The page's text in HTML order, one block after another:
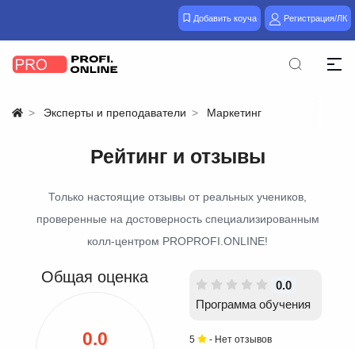
Добавить коуча Регистрация/ЛК
Эксперты и преподаватели Маркетинг
Рейтинг и отзывы
Только настоящие отзывы от реальных учеников,
проверенные на достоверность специализированным
колл-центром PROPROFI.ONLINE!
Общая оценка
0.0
0.0
Программа обучения
5 - Нет отзывов